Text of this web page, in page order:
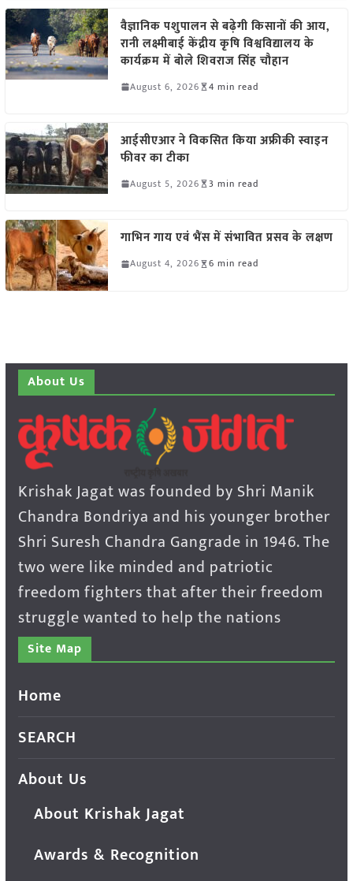
वैज्ञानिक पशुपालन से बढ़ेगी किसानों की आय,
रानी लक्ष्मीबाई केंद्रीय कृषि विश्वविद्यालय के
कार्यक्रम में बोले शिवराज सिंह चौहान
August 6, 2026 4 min read
आईसीएआर ने विकसित किया अफ्रीकी स्वाइन
फीवर का टीका
August 5, 2026 3 min read
गाभिन गाय एवं भैंस में संभावित प्रसव के लक्षण
August 4, 2026 6 min read
About Us
Krishak Jagat was founded by Shri Manik
Chandra Bondriya and his younger brother
Shri Suresh Chandra Gangrade in 1946. The
two were like minded and patriotic
freedom fighters that after their freedom
struggle wanted to help the nations
Site Map
Home
SEARCH
About Us
About Krishak Jagat
Awards & Recognition